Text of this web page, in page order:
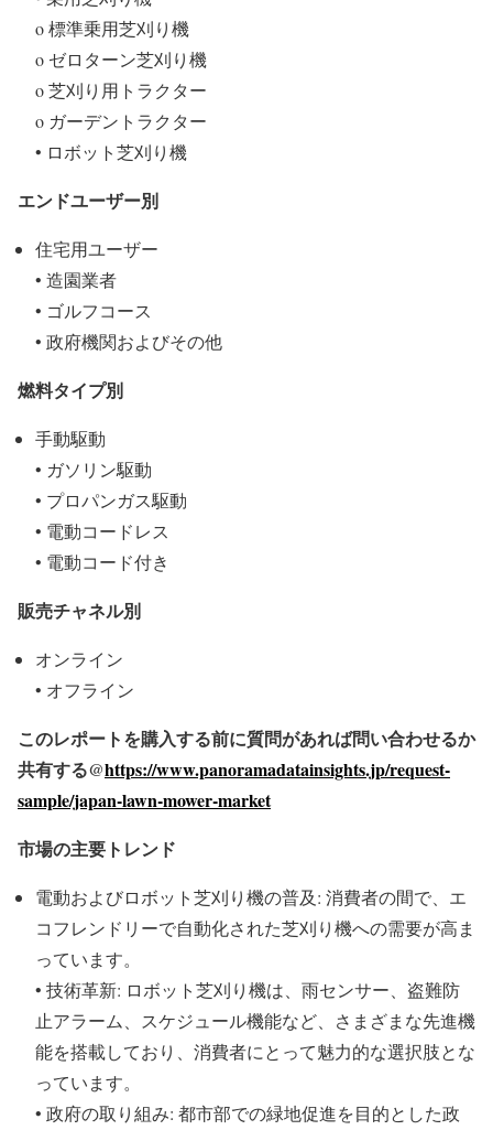
o 標準乗用芝刈り機
o ゼロターン芝刈り機
o 芝刈り用トラクター
o ガーデントラクター
• ロボット芝刈り機
エンドユーザー別
住宅用ユーザー
• 造園業者
• ゴルフコース
• 政府機関およびその他
燃料タイプ別
手動駆動
• ガソリン駆動
• プロパンガス駆動
• 電動コードレス
• 電動コード付き
販売チャネル別
オンライン
• オフライン
このレポートを購入する前に質問があれば問い合わせるか
共有する@https://www.panoramadatainsights.jp/request-
sample/japan-lawn-mower-market
市場の主要トレンド
電動およびロボット芝刈り機の普及: 消費者の間で、エ
コフレンドリーで自動化された芝刈り機への需要が高ま
っています。
• 技術革新: ロボット芝刈り機は、雨センサー、盗難防
止アラーム、スケジュール機能など、さまざまな先進機
能を搭載しており、消費者にとって魅力的な選択肢とな
っています。
• 政府の取り組み: 都市部での緑地促進を目的とした政